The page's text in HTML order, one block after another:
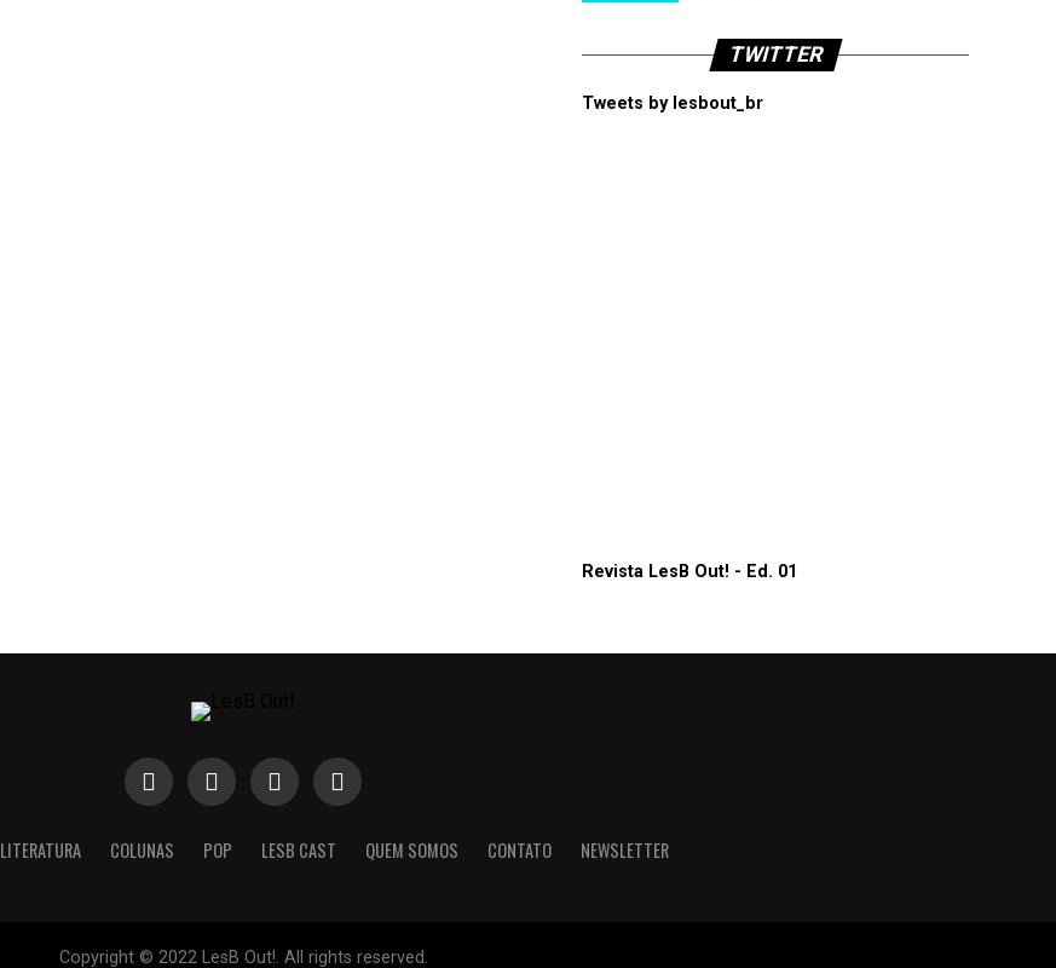
TWITTER
Tweets by lesbout_br
Revista LesB Out! - Ed. 01
LITERATURA COLUNAS POP LESB CAST QUEM SOMOS CONTATO NEWSLETTER
Copyright © 2022 LesB Out!. All rights reserved.